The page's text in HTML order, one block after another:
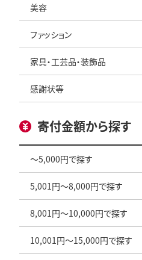
美容
ファッション
家具・工芸品・装飾品
感謝状等
寄付金額から探す
～5,000円で探す
5,001円～8,000円で探す
8,001円～10,000円で探す
10,001円～15,000円で探す